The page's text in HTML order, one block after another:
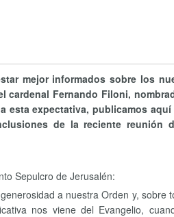
mejor informados sobre los
Fernando Filoni,
esta expectativa, publicamos
de la reciente reunión
Sepulcro de Jerusalén:
a nuestra Orden y, sobre
nos viene del Evangelio,